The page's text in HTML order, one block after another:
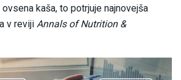
kaša, to potrjuje najnovejša
v reviji Annals of Nutrition &